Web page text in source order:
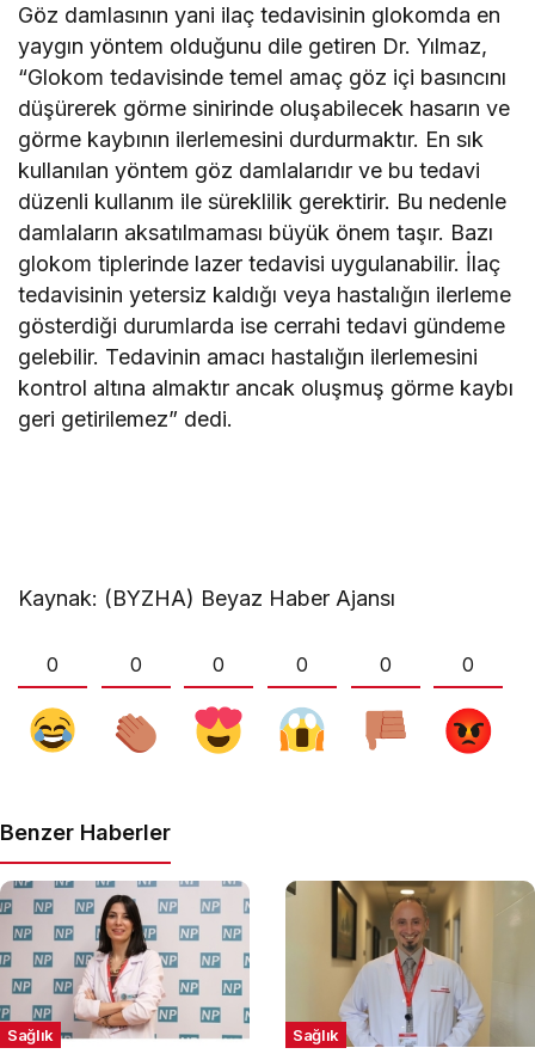
Göz damlasının yani ilaç tedavisinin glokomda en
yaygın yöntem olduğunu dile getiren Dr. Yılmaz,
“Glokom tedavisinde temel amaç göz içi basıncını
düşürerek görme sinirinde oluşabilecek hasarın ve
görme kaybının ilerlemesini durdurmaktır. En sık
kullanılan yöntem göz damlalarıdır ve bu tedavi
düzenli kullanım ile süreklilik gerektirir. Bu nedenle
damlaların aksatılmaması büyük önem taşır. Bazı
glokom tiplerinde lazer tedavisi uygulanabilir. İlaç
tedavisinin yetersiz kaldığı veya hastalığın ilerleme
gösterdiği durumlarda ise cerrahi tedavi gündeme
gelebilir. Tedavinin amacı hastalığın ilerlemesini
kontrol altına almaktır ancak oluşmuş görme kaybı
geri getirilemez” dedi.
Kaynak: (BYZHA) Beyaz Haber Ajansı
0 0 0 0 0 0
Benzer Haberler
Sağlık Sağlık